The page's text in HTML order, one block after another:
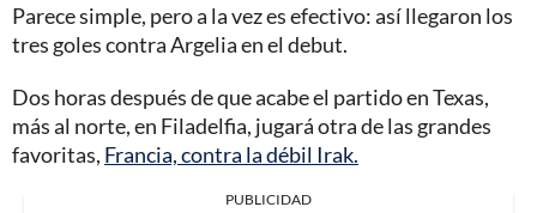
Parece simple, pero a la vez es efectivo: así llegaron los
tres goles contra Argelia en el debut.
Dos horas después de que acabe el partido en Texas,
más al norte, en Filadelfia, jugará otra de las grandes
favoritas, Francia, contra la débil Irak.
PUBLICIDAD